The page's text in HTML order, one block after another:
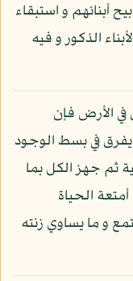
أبنائهم و استبقاء
الذكور و فيه
الأرض فإن
يفرق في بسط الوجود
ثم جهز الكل بما
الحياة
و ما يساوي زنته